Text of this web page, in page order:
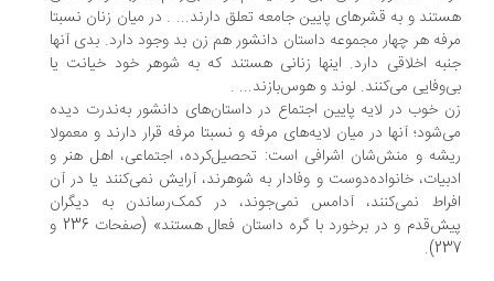
و به قشرهای پایین جامعه تعلق دارند... . در میان زنان نسبتا
هر چهار مجموعه داستان دانشور هم زن بد وجود دارد. بدی آنها
اخلاقی دارد. اینها زنانی هستند که به شوهر خود خیانت یا
می‌کنند. لوند و هوس‌بازند... .
خوب در لایه پایین اجتماع در داستان‌های دانشور به‌ندرت دیده
آنها در میان لایه‌های مرفه و نسبتا مرفه قرار دارند و معمولا
و منش‌شان اشرافی است: تحصیل‌کرده، اجتماعی، اهل هنر و
خانواده‌دوست و وفادار به شوهرند، آرایش نمی‌کنند یا در آن
نمی‌کنند، آدامس نمی‌جوند، در کمک‌رساندن به دیگران
پیش‌قدم و در برخورد با گره داستان فعال هستند» (صفحات 236 و